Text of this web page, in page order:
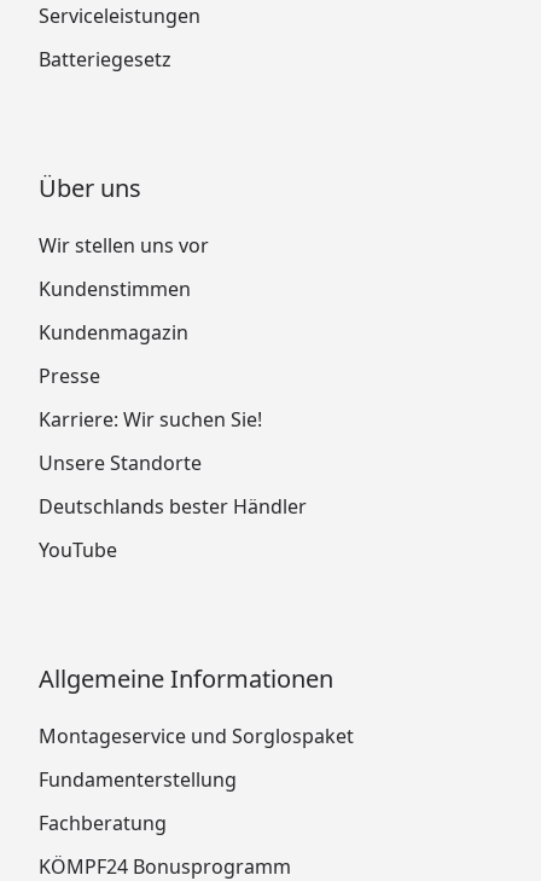
Serviceleistungen
Batteriegesetz
Über uns
Wir stellen uns vor
Kundenstimmen
Kundenmagazin
Presse
Karriere: Wir suchen Sie!
Unsere Standorte
Deutschlands bester Händler
YouTube
Allgemeine Informationen
Montageservice und Sorglospaket
Fundamenterstellung
Fachberatung
KÖMPF24 Bonusprogramm